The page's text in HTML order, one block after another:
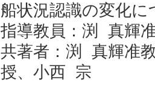
船状況認識の変化に
指導教員：渕 真輝
共著者：渕 真輝准
授、小西 宗